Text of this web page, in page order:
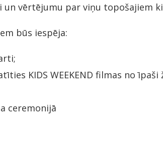
vērtējumu par viņu topošajiem
būs iespēja:
KIDS WEEKEND filmas no
ceremonijā